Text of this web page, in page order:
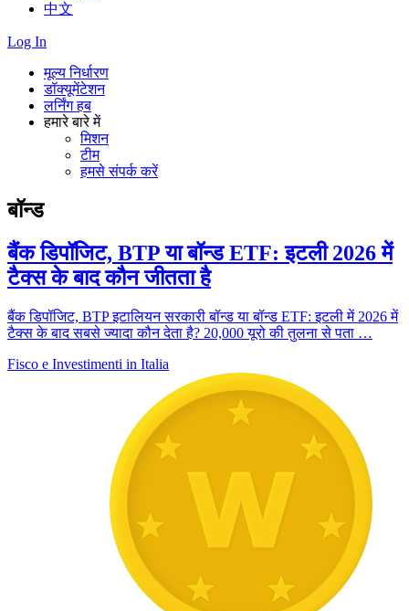
中文
Log In
मूल्य निर्धारण
डॉक्यूमेंटेशन
लर्निंग हब
हमारे बारे में
मिशन
टीम
हमसे संपर्क करें
बॉन्ड
बैंक डिपॉजिट, BTP या बॉन्ड ETF: इटली 2026 में
टैक्स के बाद कौन जीतता है
बैंक डिपॉजिट, BTP इटालियन सरकारी बॉन्ड या बॉन्ड ETF: इटली में 2026 में
टैक्स के बाद सबसे ज्यादा कौन देता है? 20,000 यूरो की तुलना से पता …
Fisco e Investimenti in Italia